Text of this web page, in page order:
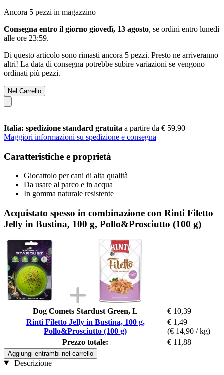
Ancora 5 pezzi in magazzino
Consegna entro il giorno giovedì, 13 agosto, se ordini entro lunedì
alle ore 23:59.
Di questo articolo sono rimasti ancora 5 pezzi. Presto ne arriveranno
altri! La data di consegna potrebbe subire variazioni se vengono
ordinati più pezzi.
Nel Carrello
Italia: spedizione standard gratuita a partire da € 59,90
Maggiori informazioni su spedizione e consegna
Caratteristiche e proprietà
Giocattolo per cani di alta qualità
Da usare al parco e in acqua
In gomma naturale resistente
Acquistato spesso in combinazione con Rinti Filetto
Jelly in Bustina, 100 g, Pollo&Prosciutto (100 g)
Dog Comets Stardust Green, L
€ 10,39
Rinti Filetto Jelly in Bustina, 100 g,
Pollo&Prosciutto (100 g)
€ 1,49
(€ 14,90 / kg)
Prezzo totale:
€ 11,88
Aggiungi entrambi nel carrello
Descrizione